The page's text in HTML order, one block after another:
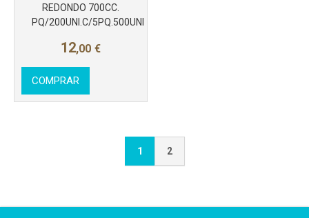
REDONDO 700CC.
PQ/200UNI.C/5PQ.500UNI
12,00 €
COMPRAR
1 2